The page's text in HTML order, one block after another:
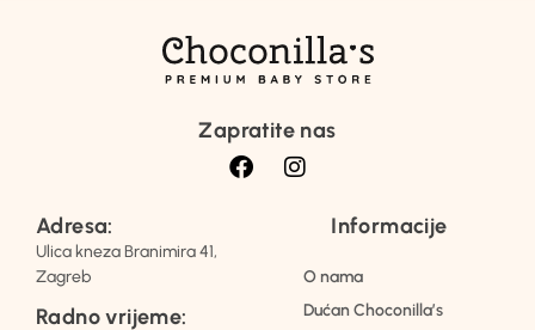
Zapratite nas
Adresa:
Ulica kneza Branimira 41,
Zagreb
Radno vrijeme:
Informacije
O nama
Dućan Choconilla’s